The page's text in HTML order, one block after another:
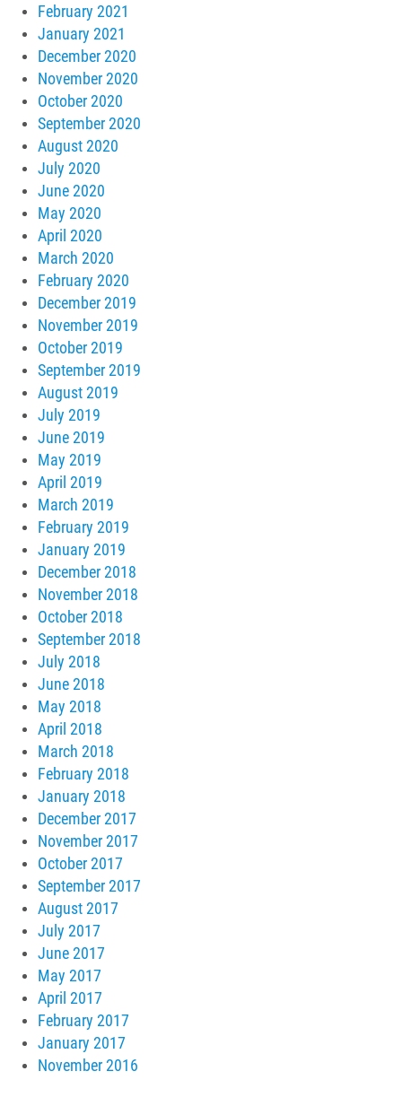
February 2021
January 2021
December 2020
November 2020
October 2020
September 2020
August 2020
July 2020
June 2020
May 2020
April 2020
March 2020
February 2020
December 2019
November 2019
October 2019
September 2019
August 2019
July 2019
June 2019
May 2019
April 2019
March 2019
February 2019
January 2019
December 2018
November 2018
October 2018
September 2018
July 2018
June 2018
May 2018
April 2018
March 2018
February 2018
January 2018
December 2017
November 2017
October 2017
September 2017
August 2017
July 2017
June 2017
May 2017
April 2017
February 2017
January 2017
November 2016